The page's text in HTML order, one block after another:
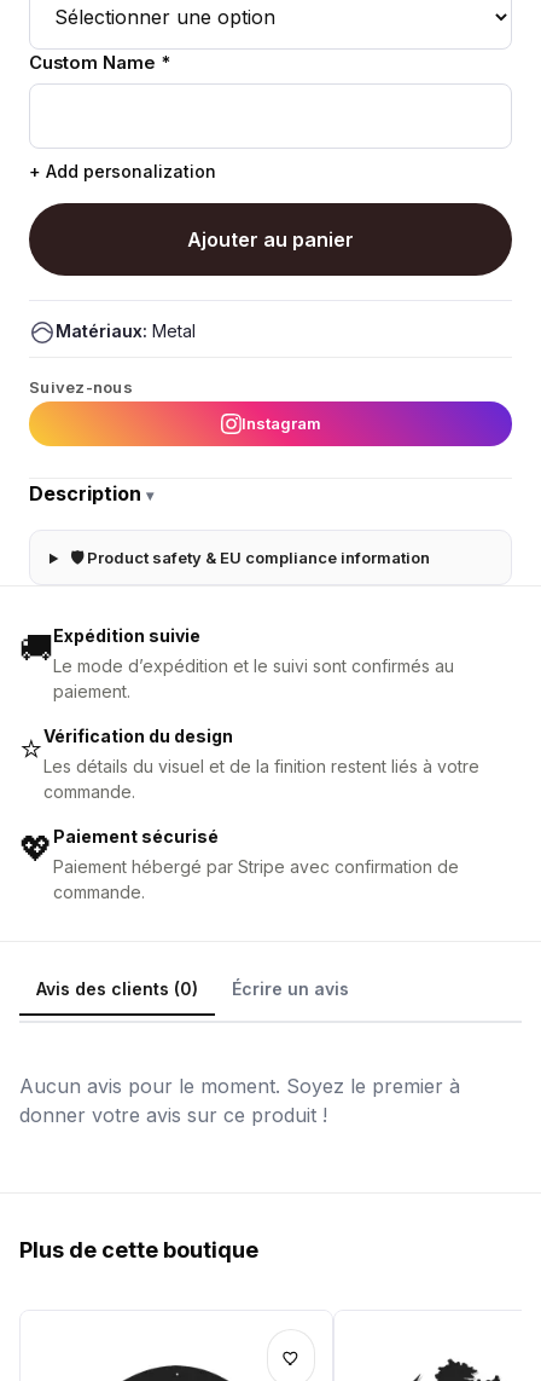
Custom Name *
+ Add personalization
Ajouter au panier
Matériaux: Metal
Suivez-nous
Instagram
Description ▾
🛡 Product safety & EU compliance information
🚚Expédition suivie
Le mode d’expédition et le suivi sont confirmés au
paiement.
⭐Vérification du design
Les détails du visuel et de la finition restent liés à votre
commande.
💖 Paiement sécurisé
Paiement hébergé par Stripe avec confirmation de
commande.
Avis des clients (0) Écrire un avis
Aucun avis pour le moment. Soyez le premier à
donner votre avis sur ce produit !
Plus de cette boutique